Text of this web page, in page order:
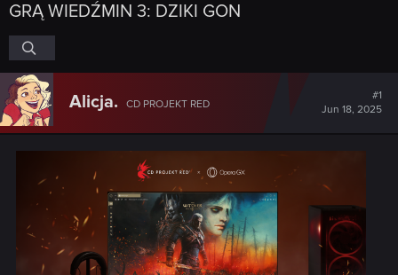
GRĄ WIEDŹMIN 3: DZIKI GON
Alicja. CD PROJEKT RED
#1
Jun 18, 2025